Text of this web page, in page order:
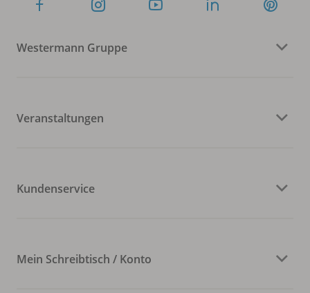
Westermann Gruppe
Veranstaltungen
Kundenservice
Mein Schreibtisch / Konto